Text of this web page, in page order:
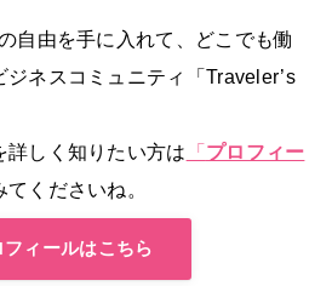
自由を手に入れて、どこでも働
ネスコミュニティ「Traveler’s
しく知りたい方は 「プロフィー
くださいね。
フィールはこちら